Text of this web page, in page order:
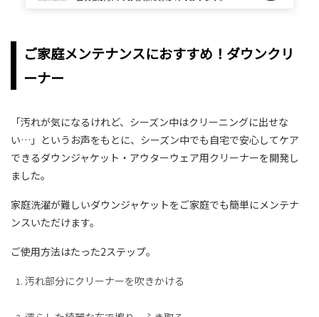
ご家庭メンテナンスにおすすめ！ダウンクリ
ーナー
「汚れが気になるけれど、シーズン中はクリーニングに出せな
い…」というお声をもとに、シーズン中でも自宅で安心してケア
できるダウンジャケット・アウターウェア用クリーナーを開発し
ました。
家庭洗濯が難しいダウンジャケットをご家庭でも簡単にメンテナ
ンスいただけます。
ご使用方法はたった2ステップ。
汚れ部分にクリーナーを吹きかける